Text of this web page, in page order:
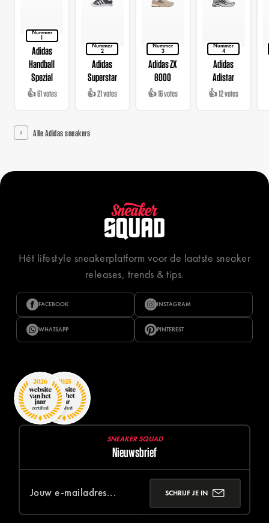
Nummer
1
Adidas
Handball
Spezial
👍 61 votes
Nummer
2
Adidas
Superstar
👍 21 votes
Nummer
3
Adidas ZX
8000
👍 16 votes
Nummer
4
Adidas
Adistar
👍 12 votes
Alle Adidas sneakers
Hét lifestyle sneakerplatform voor de laatste sneaker
releases, trends & tips.
FACEBOOK INSTAGRAM
WHATSAPP PINTEREST
SNEAKER SQUAD
Nieuwsbrief
SCHRIJF JE IN